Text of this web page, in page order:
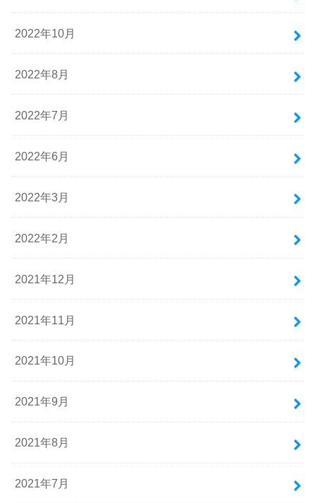
2022年10月
2022年8月
2022年7月
2022年6月
2022年3月
2022年2月
2021年12月
2021年11月
2021年10月
2021年9月
2021年8月
2021年7月